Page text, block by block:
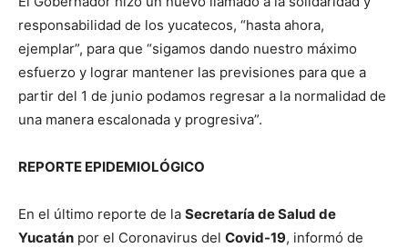
responsabilidad de los yucatecos, “hasta ahora,
ejemplar”, para que “sigamos dando nuestro máximo
esfuerzo y lograr mantener las previsiones para que a
partir del 1 de junio podamos regresar a la normalidad de
una manera escalonada y progresiva”.
REPORTE EPIDEMIOLÓGICO
En el último reporte de la Secretaría de Salud de
Yucatán por el Coronavirus del Covid-19, informó de